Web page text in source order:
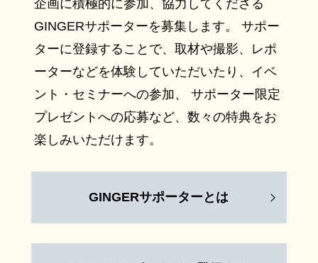
企画に積極的に参加、協力してくださる
GINGERサポーターを募集します。 サポー
ターに登録することで、取材や撮影、レポ
ーターなどを体験していただいたり、イベ
ント・セミナーへの参加、 サポーター限定
プレゼントへの応募など、数々の特典をお
楽しみいただけます。
GINGERサポーターとは